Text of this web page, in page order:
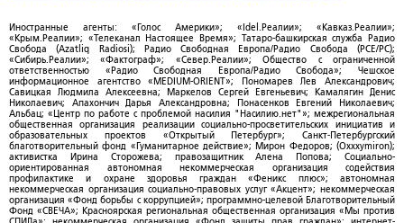
Иностранные агенты: «Голос Америки»; «Idel.Реалии»; «Кавказ.Реалии»;
«Крым.Реалии»; «Телеканал Настоящее Время»; Татаро-башкирская служба Радио
Свобода (Azatliq Radiosi); Радио Свободная Европа/Радио Свобода (PCE/PC);
«Сибирь.Реалии»; «Фактограф»; «Север.Реалии»; Общество с ограниченной
ответственностью «Радио Свободная Европа/Радио Свобода»; Чешское
информационное агентство «MEDIUM-ORIENT»; Пономарев Лев Александрович;
Савицкая Людмила Алексеевна; Маркелов Сергей Евгеньевич; Камалягин Денис
Николаевич; Апахончич Дарья Александровна; Понасенков Евгений Николаевич;
Альбац; «Центр по работе с проблемой насилия "Насилию.нет"»; межрегиональная
общественная организация реализации социально-просветительских инициатив и
образовательных проектов «Открытый Петербург»; Санкт-Петербургский
благотворительный фонд «Гуманитарное действие»; Мирон Федоров; (Oxxxymiron);
активистка Ирина Сторожева; правозащитник Алена Попова; Социально-
ориентированная автономная некоммерческая организация содействия
профилактике и охране здоровья граждан «Феникс плюс»; автономная
некоммерческая организация социально-правовых услуг «Акцент»; некоммерческая
организация «Фонд борьбы с коррупцией»; программно-целевой Благотворительный
Фонд «СВЕЧА»; Красноярская региональная общественная организация «Мы против